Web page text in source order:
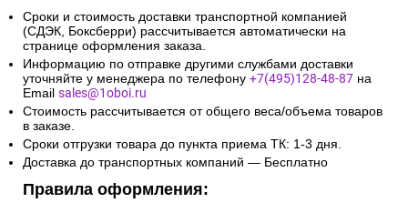
Сроки и стоимость доставки транспортной компанией
(СДЭК, Боксберри) рассчитывается автоматически на
странице оформления заказа.
Информацию по отправке другими службами доставки
уточняйте у менеджера по телефону +7(495)128-48-87 на
Email sales@1oboi.ru
Стоимость рассчитывается от общего веса/объема товаров
в заказе.
Сроки отгрузки товара до пункта приема ТК: 1-3 дня.
Доставка до транспортных компаний — Бесплатно
Правила оформления: